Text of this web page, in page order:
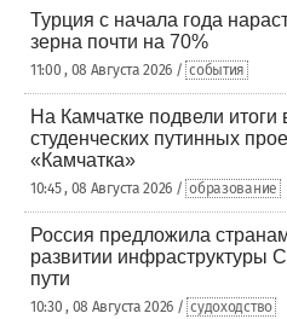
Турция с начала года
зерна почти на 70%
11:00 , 08 Августа 2026 / события
На Камчатке подвели итоги
студенческих путинных
«Камчатка»
10:45 , 08 Августа 2026 / образование
Россия предложила
развитии инфраструктуры
пути
10:30 , 08 Августа 2026 / судоходство